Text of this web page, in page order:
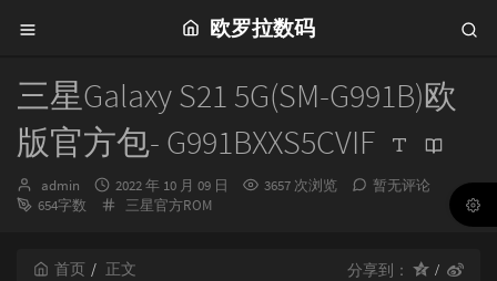
欧罗拉数码
三星Galaxy S21 5G(SM-G991B)欧
版官方包- G991BXXS5CVIF
博
主：
admin
发
布
2022 年 10 月 09 日 3657 次浏览
暂无评论
654字数
分
三星官方ROM
首页 正文 分享到：